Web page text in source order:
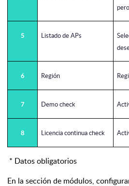
5 Listado de APs
6 Región
7 Demo check
8 Licencia continua check
* Datos obligatorios
En la sección de módulos,